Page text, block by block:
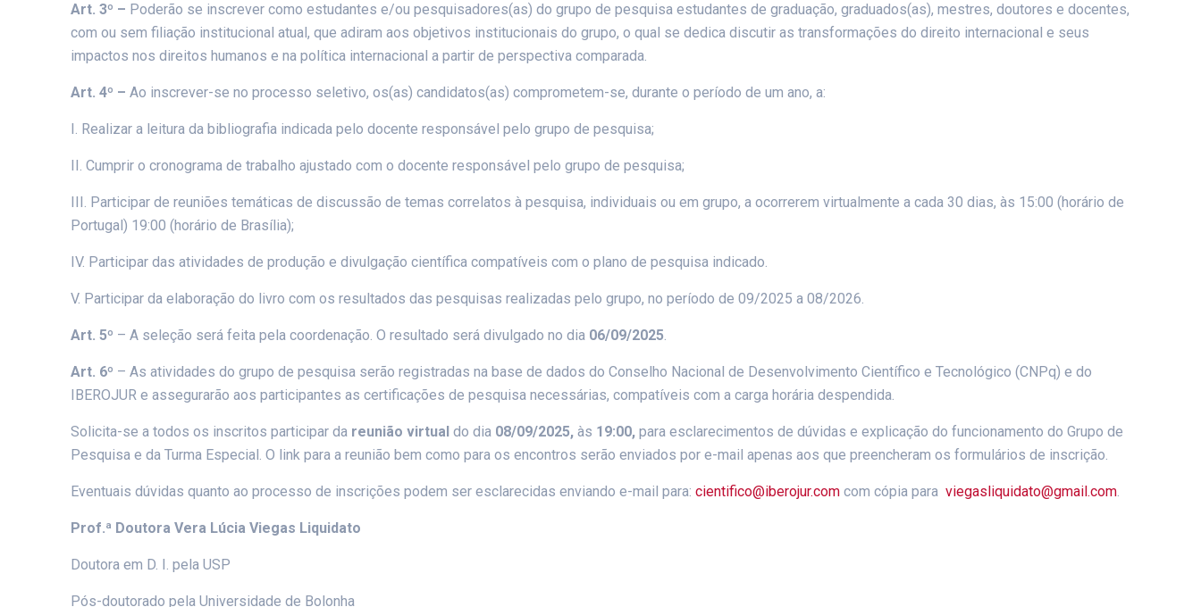
Art. 3º – Poderão se inscrever como estudantes e/ou pesquisadores(as) do grupo de pesquisa estudantes de graduação, graduados(as), mestres, doutores e docentes,
com ou sem filiação institucional atual, que adiram aos objetivos institucionais do grupo, o qual se dedica discutir as transformações do direito internacional e seus
impactos nos direitos humanos e na política internacional a partir de perspectiva comparada.
Art. 4º – Ao inscrever-se no processo seletivo, os(as) candidatos(as) comprometem-se, durante o período de um ano, a:
I. Realizar a leitura da bibliografia indicada pelo docente responsável pelo grupo de pesquisa;
II. Cumprir o cronograma de trabalho ajustado com o docente responsável pelo grupo de pesquisa;
III. Participar de reuniões temáticas de discussão de temas correlatos à pesquisa, individuais ou em grupo, a ocorrerem virtualmente a cada 30 dias, às 15:00 (horário de
Portugal) 19:00 (horário de Brasília);
IV. Participar das atividades de produção e divulgação científica compatíveis com o plano de pesquisa indicado.
V. Participar da elaboração do livro com os resultados das pesquisas realizadas pelo grupo, no período de 09/2025 a 08/2026.
Art. 5º – A seleção será feita pela coordenação. O resultado será divulgado no dia 06/09/2025.
Art. 6º – As atividades do grupo de pesquisa serão registradas na base de dados do Conselho Nacional de Desenvolvimento Científico e Tecnológico (CNPq) e do
IBEROJUR e assegurarão aos participantes as certificações de pesquisa necessárias, compatíveis com a carga horária despendida.
Solicita-se a todos os inscritos participar da reunião virtual do dia 08/09/2025, às 19:00, para esclarecimentos de dúvidas e explicação do funcionamento do Grupo de
Pesquisa e da Turma Especial. O link para a reunião bem como para os encontros serão enviados por e-mail apenas aos que preencheram os formulários de inscrição.
Eventuais dúvidas quanto ao processo de inscrições podem ser esclarecidas enviando e-mail para:cientifico@iberojur.com com cópia paraviegasliquidato@gmail.com.
Prof.ª Doutora Vera Lúcia Viegas Liquidato
Doutora em D. I. pela USP
Pós-doutorado pela Universidade de Bolonha